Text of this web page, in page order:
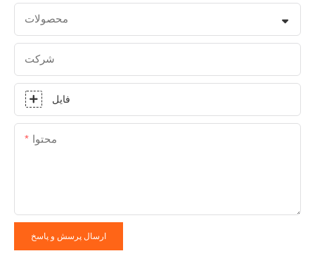
محصولات
شرکت
فایل
محتوا
ارسال پرسش و پاسخ